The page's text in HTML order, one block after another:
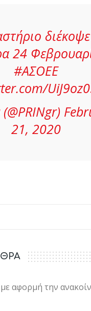
24
#ΑΣΟΕΕ
21, 2020
αφορμή την